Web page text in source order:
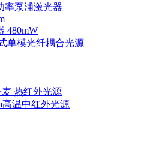
率泵浦激光器
480mW
单模光纤耦合光源
麦 热红外光源
高温中红外光源